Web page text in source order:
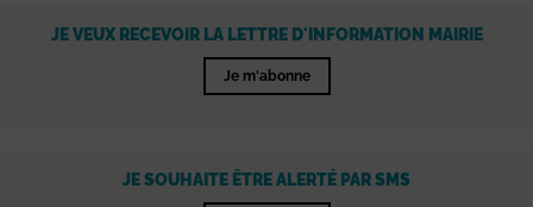
JE VEUX RECEVOIR LA LETTRE D'INFORMATION MAIRIE
Je m'abonne
JE SOUHAITE ÊTRE ALERTÉ PAR SMS